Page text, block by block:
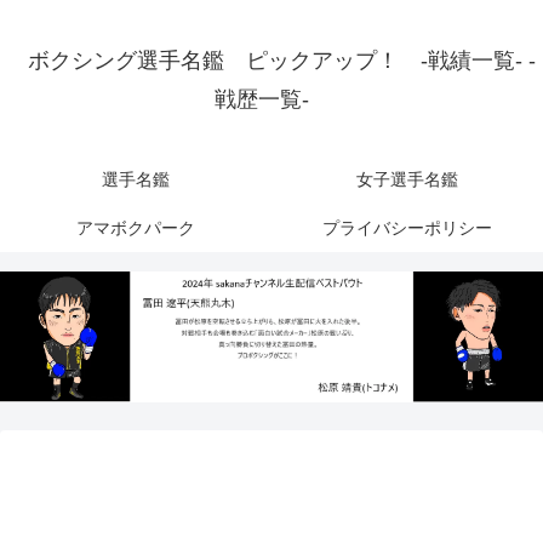
ボクシング選手名鑑 ピックアップ！ -戦績一覧- -
戦歴一覧-
選手名鑑 女子選手名鑑
アマボクパーク プライバシーポリシー